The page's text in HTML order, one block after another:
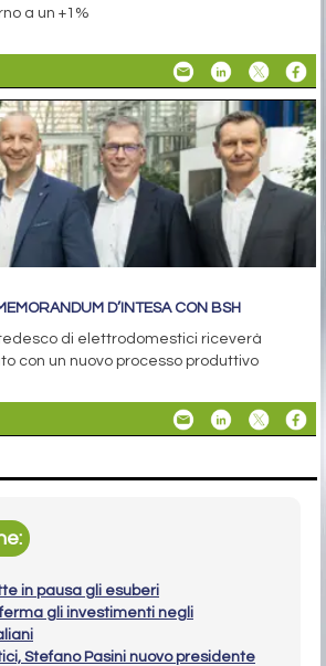
a un +1%
D’INTESA CON BSH
di elettrodomestici riceverà
con un nuovo processo produttivo
in pausa gli esuberi
gli investimenti negli
Stefano Pasini nuovo presidente